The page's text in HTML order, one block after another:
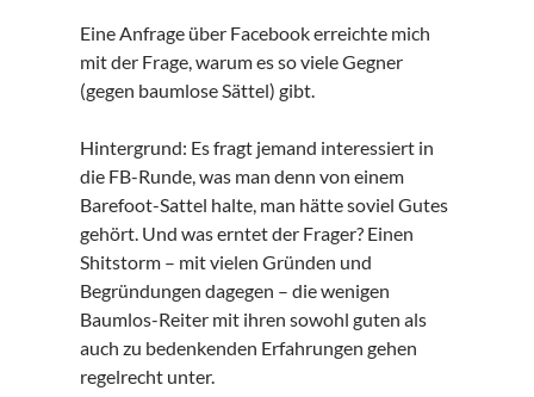
Eine Anfrage über Facebook erreichte mich
mit der Frage, warum es so viele Gegner
(gegen baumlose Sättel) gibt.
Hintergrund: Es fragt jemand interessiert in
die FB-Runde, was man denn von einem
Barefoot-Sattel halte, man hätte soviel Gutes
gehört. Und was erntet der Frager? Einen
Shitstorm – mit vielen Gründen und
Begründungen dagegen – die wenigen
Baumlos-Reiter mit ihren sowohl guten als
auch zu bedenkenden Erfahrungen gehen
regelrecht unter.